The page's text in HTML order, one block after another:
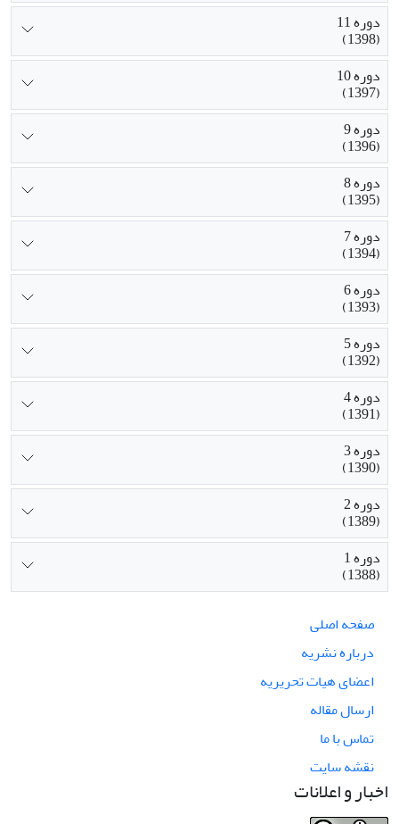
دوره 11
(1398)
دوره 10
(1397)
دوره 9
(1396)
دوره 8
(1395)
دوره 7
(1394)
دوره 6
(1393)
دوره 5
(1392)
دوره 4
(1391)
دوره 3
(1390)
دوره 2
(1389)
دوره 1
(1388)
صفحه اصلی
درباره نشریه
اعضای هیات تحریریه
ارسال مقاله
تماس با ما
نقشه سایت
اخبار و اعلانات